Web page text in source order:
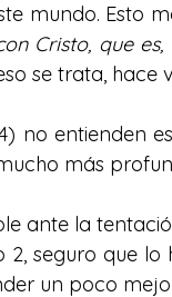
mundo. Esto
Cristo, que
se trata,
no entienden
más
ante la
2, seguro que
un poco